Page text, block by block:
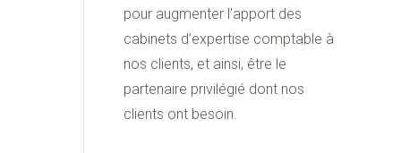
pour augmenter l’apport des
cabinets d’expertise comptable à
nos clients, et ainsi, être le
partenaire privilégié dont nos
clients ont besoin.